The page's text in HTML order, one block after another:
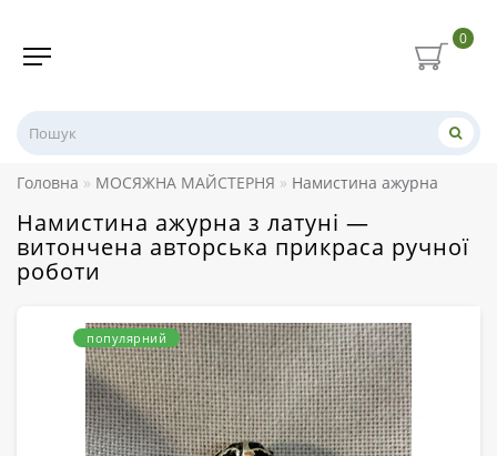
0
Головна МОСЯЖНА МАЙСТЕРНЯ Намистина ажурна
Намистина ажурна з латуні —
витончена авторська прикраса ручної
роботи
популярний